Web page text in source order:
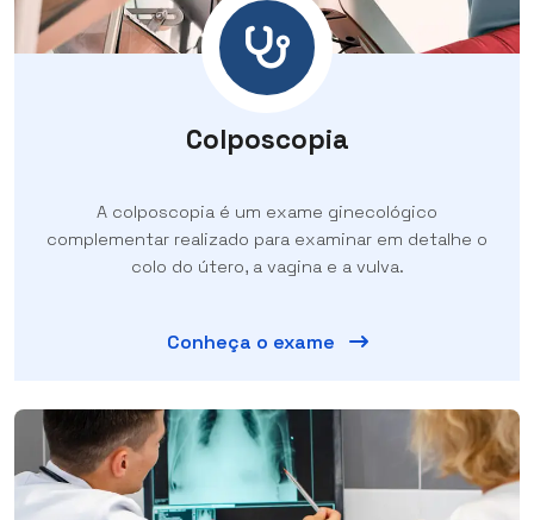
Colposcopia
A colposcopia é um exame ginecológico
complementar realizado para examinar em detalhe o
colo do útero, a vagina e a vulva.
Conheça o exame